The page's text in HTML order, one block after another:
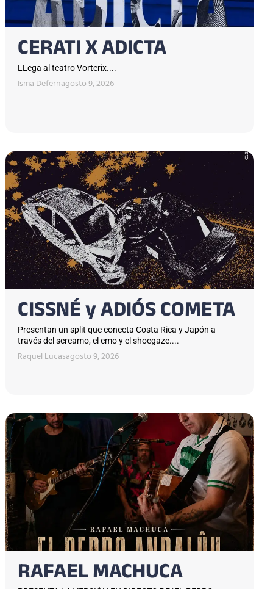
CERATI X ADICTA
LLega al teatro Vorterix....
Isma Defernagosto 9, 2026
CISSNÉ y ADIÓS COMETA
Presentan un split que conecta Costa Rica y Japón a
través del screamo, el emo y el shoegaze....
Raquel Lucasagosto 9, 2026
RAFAEL MACHUCA